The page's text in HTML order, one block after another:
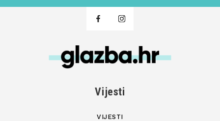
Vijesti
VIJESTI